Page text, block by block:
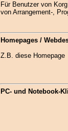
Für Benutzer von
von Arrangement-,
Homepages /
Z.B. diese Homepage
PC- und Notebook-